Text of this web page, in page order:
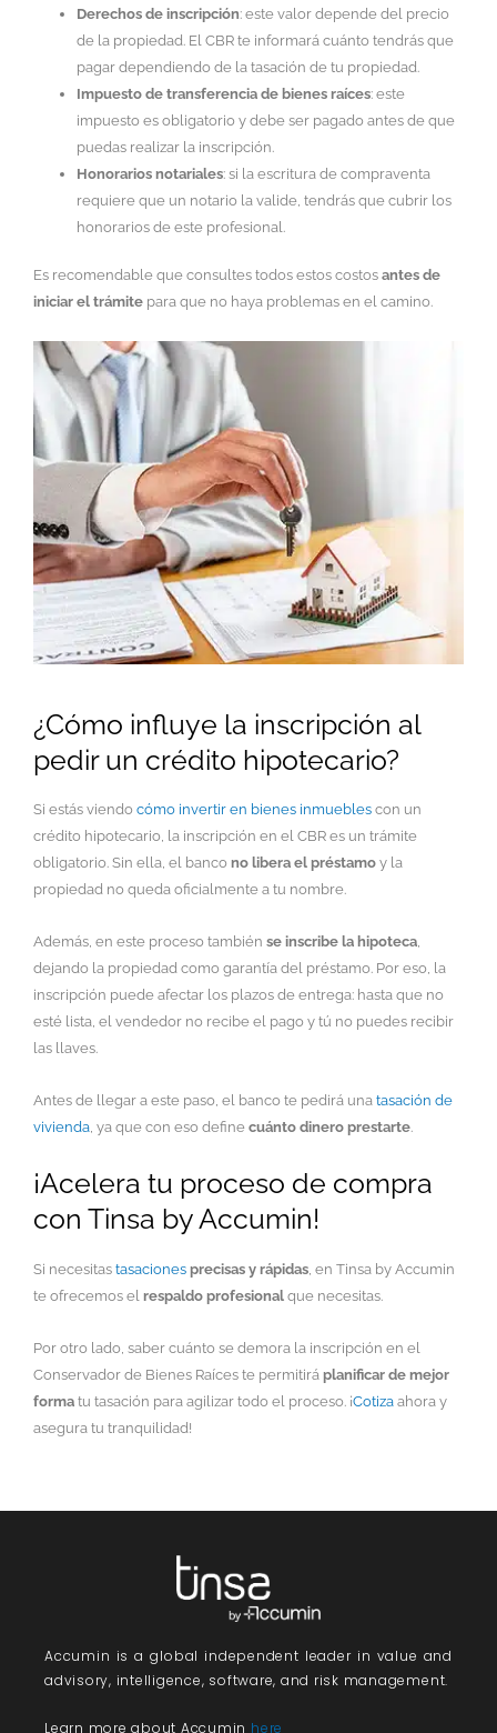
Derechos de inscripción: este valor depende del precio
de la propiedad. El CBR te informará cuánto tendrás que
pagar dependiendo de la tasación de tu propiedad.
Impuesto de transferencia de bienes raíces: este
impuesto es obligatorio y debe ser pagado antes de que
puedas realizar la inscripción.
Honorarios notariales: si la escritura de compraventa
requiere que un notario la valide, tendrás que cubrir los
honorarios de este profesional.
Es recomendable que consultes todos estos costos antes de
iniciar el trámite para que no haya problemas en el camino.
¿Cómo influye la inscripción al
pedir un crédito hipotecario?
Si estás viendo cómo invertir en bienes inmuebles con un
crédito hipotecario, la inscripción en el CBR es un trámite
obligatorio. Sin ella, el banco no libera el préstamo y la
propiedad no queda oficialmente a tu nombre.
Además, en este proceso también se inscribe la hipoteca
dejando la propiedad como garantía del préstamo. Por eso, la
inscripción puede afectar los plazos de entrega: hasta que no
esté lista, el vendedor no recibe el pago y tú no puedes recibir
las llaves.
Antes de llegar a este paso, el banco te pedirá una tasación de
vivienda , ya que con eso define cuánto dinero prestarte
¡Acelera tu proceso de compra
con Tinsa by Accumin!
Si necesitas tasaciones precisas y rápidas , en Tinsa by Accumin
te ofrecemos el respaldo profesional que necesitas.
Por otro lado, saber cuánto se demora la inscripción en el
Conservador de Bienes Raíces te permitirá planificar de mejor
forma tu tasación para agilizar todo el proceso. ¡Cotiza ahora y
asegura tu tranquilidad!
Accumin is a global independent leader in value and
advisory, intelligence, software, and risk management.
Learn more about Accumin here